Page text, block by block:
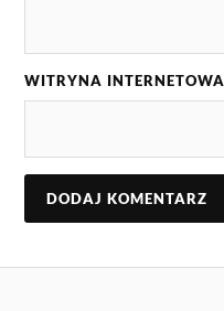
WITRYNA INTERNETOWA